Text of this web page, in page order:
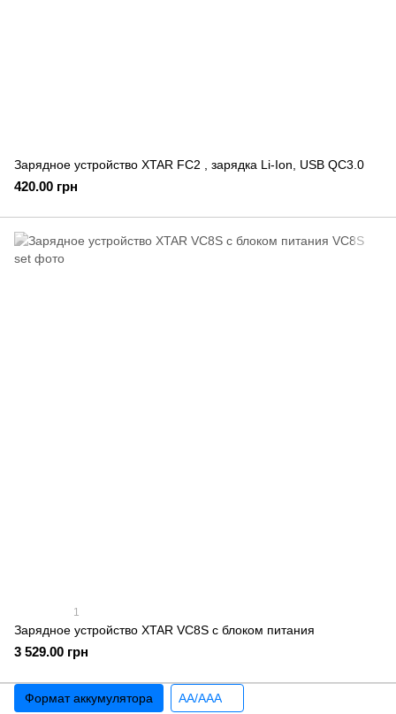
Зарядное устройство XTAR FC2 , зарядка Li-Ion, USB QC3.0
420.00 грн
1
Зарядное устройство XTAR VC8S с блоком питания
3 529.00 грн
Формат аккумулятора AA/AAA